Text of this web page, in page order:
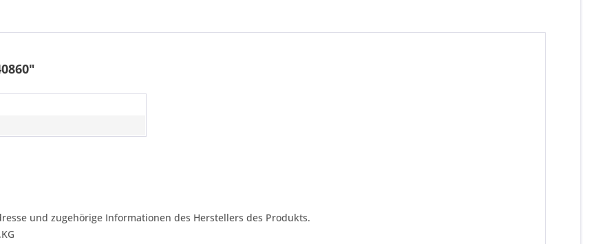
und zugehörige Informationen des Herstellers des Produkts.